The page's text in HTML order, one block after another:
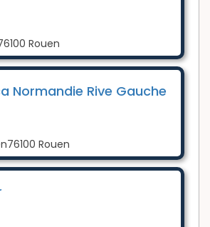
Rouen
Normandie Rive Gauche
Rouen